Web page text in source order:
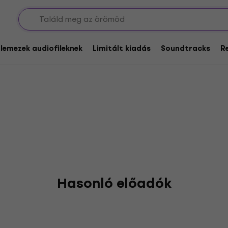
audiofileknek Limitált kiadás Soundtracks
Trust
Hasonló előadók